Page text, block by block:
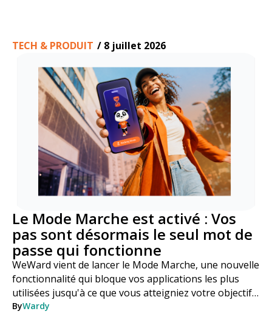
TECH & PRODUIT / 8 juillet 2026
Le Mode Marche est activé : Vos
pas sont désormais le seul mot de
passe qui fonctionne
WeWard vient de lancer le Mode Marche, une nouvelle
fonctionnalité qui bloque vos applications les plus
utilisées jusqu'à ce que vous atteigniez votre objectif
de pas. Voici comment cela fonctionne, étape par
ByWardy